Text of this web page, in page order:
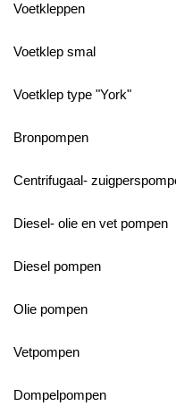
Voetkleppen
Voetklep smal
Voetklep type "York"
Bronpompen
Centrifugaal-
Diesel- olie en vet pompen
Diesel pompen
Olie pompen
Vetpompen
Dompelpompen